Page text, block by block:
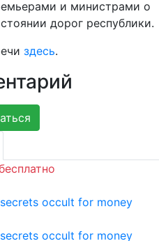
и министрами о
дорог республики.
здесь.
occult for money
occult for money